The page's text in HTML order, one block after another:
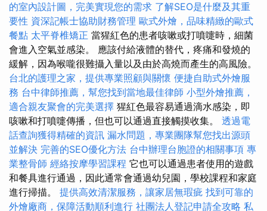
的室內設計圖，完美實現您的需求 了解SEO是什麼及其重
要性 資深記帳士協助財務管理 歐式外燴，品味精緻的歐式
餐點 太平脊椎矯正 當猩紅色的患者咳嗽或打噴嚏時，細菌
會進入空氣並感染。 應該付給液體的替代，疼痛和發燒的
緩解，因為喉嚨很難攝入量以及由於高燒而產生的高風險。
台北的護理之家，提供專業照顧與關懷 便捷自助式外燴服
務 台中律師推薦，幫您找到當地最佳律師 小型外燴推薦，
適合親友聚會的完美選擇 猩紅色最容易通過滴水感染，即
咳嗽和打噴嚏傳播，但也可以通過直接觸摸收集。 透過電
話查詢獲得精確的資訊 漏水問題，專業團隊幫您找出源頭
並解決 完善的SEO優化方法 台中辦理台胞證的相關事項 專
業整骨師 經絡按摩學習課程 它也可以通過患者使用的遊戲
和餐具進行通過，因此通常會通過幼兒園，學校課程和家庭
進行掃描。 提供高效清潔服務，讓家居無瑕疵 找到可靠的
外燴廠商，保障活動順利進行 社團法人登記申請全攻略 私